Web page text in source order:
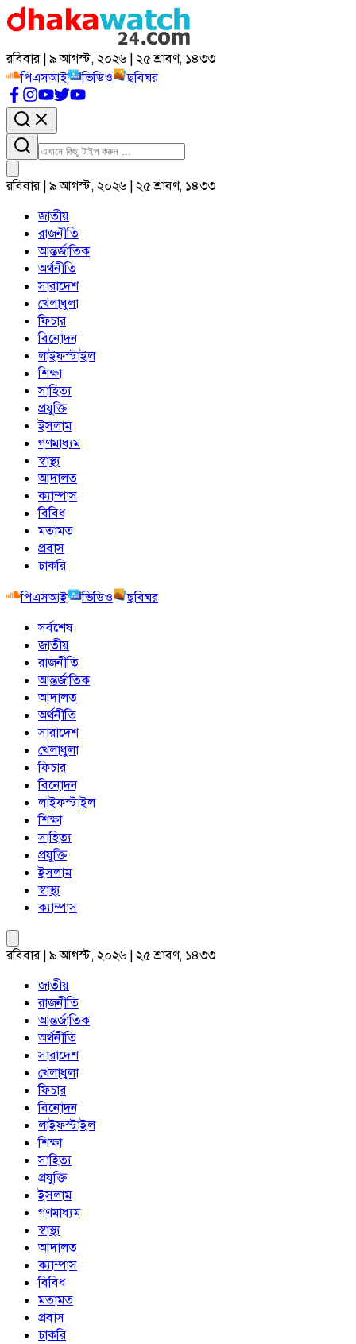
রবিবার | ৯ আগস্ট, ২০২৬ | ২৫ শ্রাবণ, ১৪৩৩
পিএসআই
ভিডিও ছবিঘর
রবিবার | ৯ আগস্ট, ২০২৬ | ২৫ শ্রাবণ, ১৪৩৩
জাতীয়
রাজনীতি
আন্তর্জাতিক
অর্থনীতি
সারাদেশ
খেলাধুলা
ফিচার
বিনোদন
লাইফস্টাইল
শিক্ষা
সাহিত্য
প্রযুক্তি
ইসলাম
গণমাধ্যম
স্বাস্থ্য
আদালত
ক্যাম্পাস
বিবিধ
মতামত
প্রবাস
চাকরি
পিএসআই
ভিডিও
ছবিঘর
সর্বশেষ
জাতীয়
রাজনীতি
আন্তর্জাতিক
আদালত
অর্থনীতি
সারাদেশ
খেলাধুলা
ফিচার
বিনোদন
লাইফস্টাইল
শিক্ষা
সাহিত্য
প্রযুক্তি
ইসলাম
স্বাস্থ্য
ক্যাম্পাস
রবিবার | ৯ আগস্ট, ২০২৬ | ২৫ শ্রাবণ, ১৪৩৩
জাতীয়
রাজনীতি
আন্তর্জাতিক
অর্থনীতি
সারাদেশ
খেলাধুলা
ফিচার
বিনোদন
লাইফস্টাইল
শিক্ষা
সাহিত্য
প্রযুক্তি
ইসলাম
গণমাধ্যম
স্বাস্থ্য
আদালত
ক্যাম্পাস
বিবিধ
মতামত
প্রবাস
চাকরি